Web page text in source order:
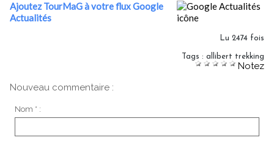
Ajoutez TourMaG à votre flux Google
Actualités
Lu 2474 fois
Tags : allibert trekking
Notez
Nouveau commentaire :
Nom * :